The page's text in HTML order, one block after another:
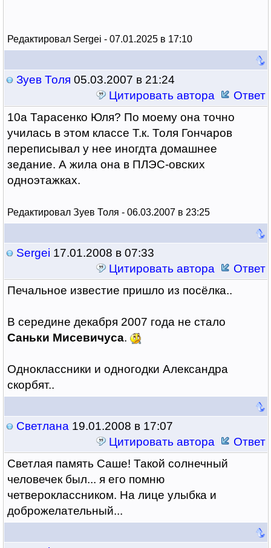
Редактировал Sergei - 07.01.2025 в 17:10
Зуев Толя 05.03.2007 в 21:24
Цитировать автора
Ответ
10а Тарасенко Юля? По моему она точно
училась в этом классе Т.к. Толя Гончаров
переписывал у нее иногдта домашнее
зедание. А жила она в ПЛЭС-овских
одноэтажках.
Редактировал Зуев Толя - 06.03.2007 в 23:25
Sergei 17.01.2008 в 07:33
Цитировать автора
Ответ
Печальное известие пришло из посёлка..
В середине декабря 2007 года не стало
Саньки Мисевичуса.
Одноклассники и одногодки Александра
скорбят..
Светлана 19.01.2008 в 17:07
Цитировать автора
Ответ
Светлая память Саше! Такой солнечный
человечек был... я его помню
четвероклассником. На лице улыбка и
доброжелательный...